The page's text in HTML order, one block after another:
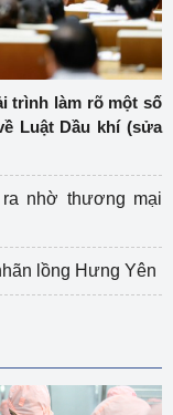
trình làm rõ một số
Luật Dầu khí (sửa
nhờ thương mại
lồng Hưng Yên